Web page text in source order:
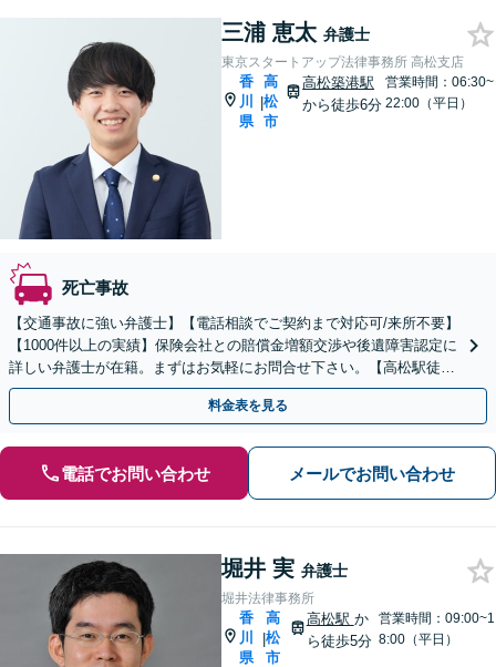
三浦 恵太 弁護士
東京スタートアップ法律事務所 高松支店
香
川
県
|
高
松
市
高松築港駅
から徒歩6分
営業時間：06:30~
22:00（平日）
死亡事故
【交通事故に強い弁護士】【電話相談でご契約まで対応可/来所不要】
【1000件以上の実績】保険会社との賠償金増額交渉や後遺障害認定に
詳しい弁護士が在籍。まずはお気軽にお問合せ下さい。【高松駅徒歩
6分】
料金表を見る
電話でお問い合わせ メールでお問い合わせ
堀井 実 弁護士
堀井法律事務所
香
川
県
|
高
松
市
高松駅 か
ら徒歩5分
営業時間：09:00~1
8:00（平日）